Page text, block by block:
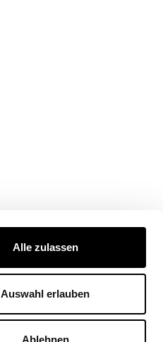
Alle zulassen
Auswahl erlauben
Ablehnen